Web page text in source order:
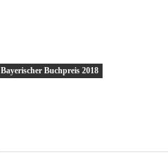
Bayerischer Buchpreis 2018